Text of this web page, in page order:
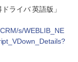
ライバ 英語版」
s/WEBLIB_NE